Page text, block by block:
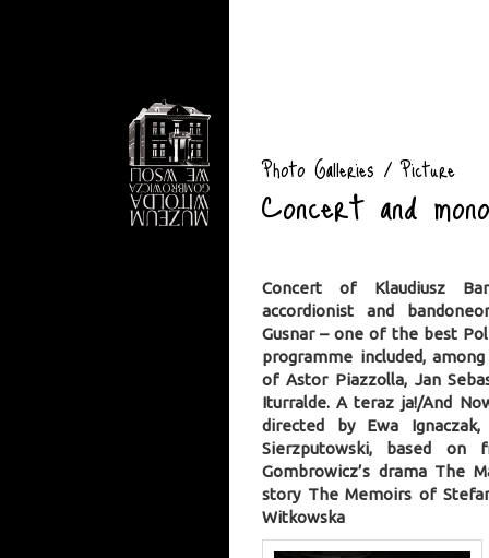
Photo Galleries / Picture
Concert and
Concert of Klaudiusz
accordionist and
Gusnar – one of the best
programme included,
of Astor Piazzolla, Jan
Iturralde. A teraz ja!/And
directed by Ewa
Sierzputowski, based on
Gombrowicz’s drama The
story The Memoirs of
Witkowska